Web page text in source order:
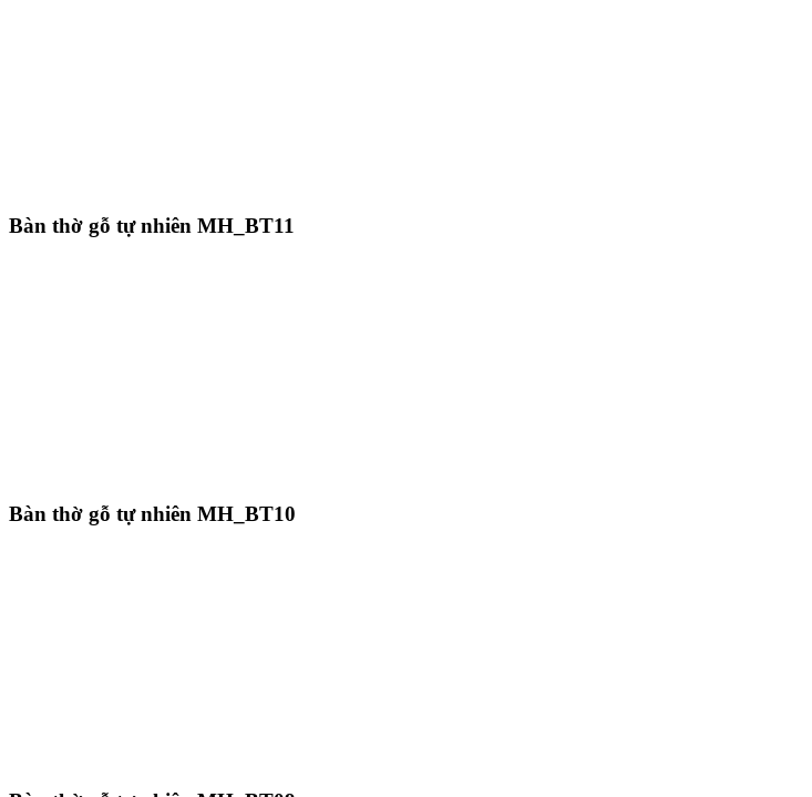
Bàn thờ gỗ tự nhiên MH_BT11
Bàn thờ gỗ tự nhiên MH_BT10